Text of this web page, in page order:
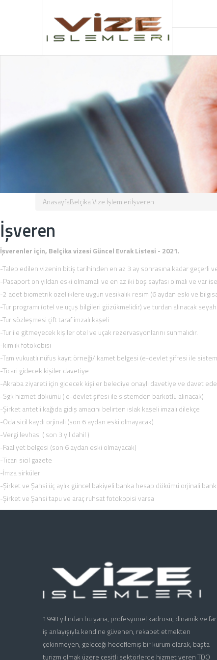
AnasayfaBelçika Vize İşlemleriİşveren
İşveren
İşverenler için, Belçika vizesi Güncel Evrak Listesi - 2021.
-Talep edilen vizenin bitiş tarihinden en az 3 ay sonrasına kadar geçerli
-Pasaport on yıldan eski olmamalı ve en az iki boş sayfası olmalı ve var
-2 adet biometrik özelliklere uygun vesikalık resim (6 aydan eski ve
-Tur programı (otel ve uçuş bilgileri gözükmelidir) ve turdan alınacak
-Tur sözleşmesi çift taraf imzalı kaşeli
-Tur ile gitmeyecek kişiler otel ve uçak rezervasyonlarını sunmalıdır.
-kimlik fotokobisi
-Tam vukuatlı nüfus kayıt örneği/ikamet belgesi (e-devlet şifresi ile
-Ticari gidecek kişiler davetiye
-Akraba ziyareti için gidecek kişiler belediye onaylı davetiye ve davet
-Sgk hizmet dökümü ( e-devlet şifesi ile sistemden barkotlu alınacak)
-Şirket antetli kağıda gidiş amacını belirten ıslak kaşeli imzalı dilekçe
-Oda sicil kaydı orjinali (son 6 aydan eski olmayacak)
-Vergi levhası ( son 3 yıl dahil )
-Faaliyet belgesi (son 6 aydan eski olmayacak)
-Ticari sicil gazete
-İmza sirküleri
-Şirket ve Şahsi üç aylık güncel bakiyeli banka hesap dökümü orjinali
-Şirket ve Şahsi tapu ve araç ruhsat fotokopisi varsa
1998 yılından bu yana, profesyonel kadrosu, dinamik ve
iş anlayışıyla kendine güvenen, rekabet etmekten
çekinmeyen, geleceği hedeflemiş bir kurum olarak, başta
turizm olmak üzere çeşitli sektörlerde hizmet veren TDO